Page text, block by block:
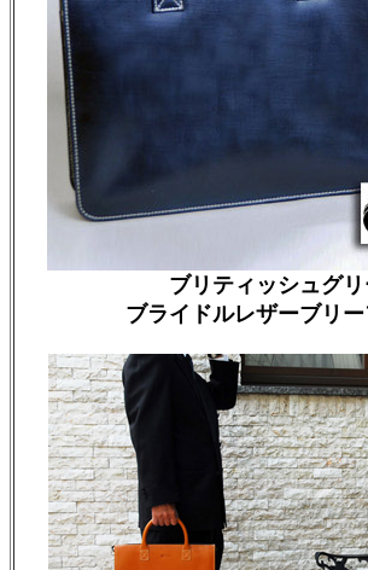
ブリティッシュグ
ブライドルレザーブリ